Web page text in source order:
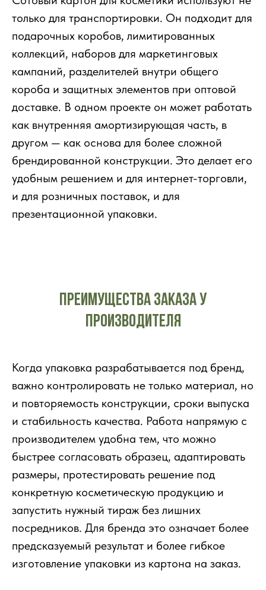
только для транспортировки. Он подходит для
подарочных коробов, лимитированных
коллекций, наборов для маркетинговых
кампаний, разделителей внутри общего
короба и защитных элементов при оптовой
доставке. В одном проекте он может работать
как внутренняя амортизирующая часть, в
другом — как основа для более сложной
брендированной конструкции. Это делает его
удобным решением и для интернет-торговли,
и для розничных поставок, и для
презентационной упаковки.
Преимущества заказа у
производителя
Когда упаковка разрабатывается под бренд,
важно контролировать не только материал, но
и повторяемость конструкции, сроки выпуска
и стабильность качества. Работа напрямую с
производителем удобна тем, что можно
быстрее согласовать образец, адаптировать
размеры, протестировать решение под
конкретную косметическую продукцию и
запустить нужный тираж без лишних
посредников. Для бренда это означает более
предсказуемый результат и более гибкое
изготовление упаковки из картона на заказ.